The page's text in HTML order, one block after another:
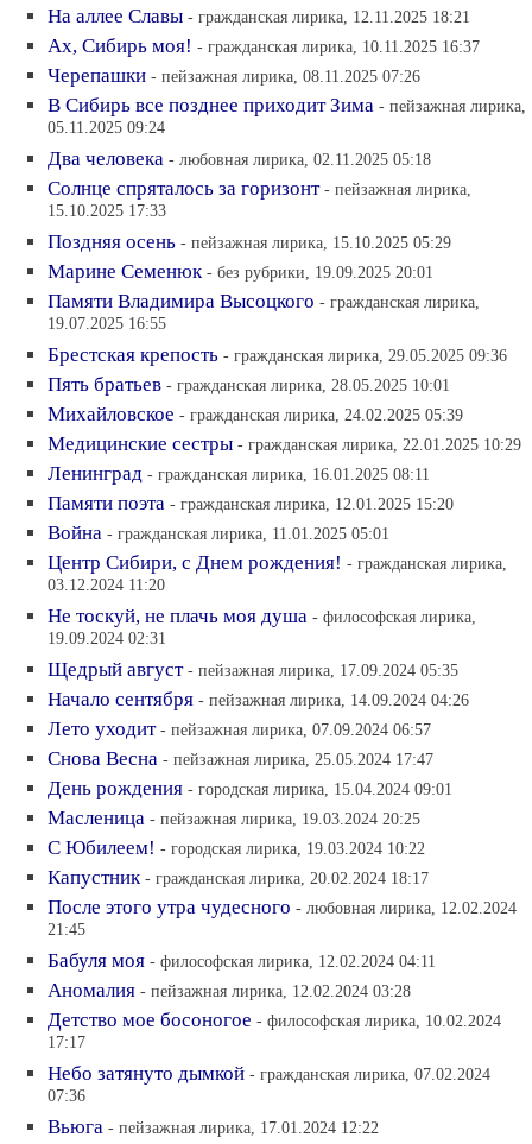
На аллее Славы - гражданская лирика, 12.11.2025 18:21
Ах, Сибирь моя! - гражданская лирика, 10.11.2025 16:37
Черепашки - пейзажная лирика, 08.11.2025 07:26
В Сибирь все позднее приходит Зима - пейзажная лирика,
05.11.2025 09:24
Два человека - любовная лирика, 02.11.2025 05:18
Солнце спряталось за горизонт - пейзажная лирика,
15.10.2025 17:33
Поздняя осень - пейзажная лирика, 15.10.2025 05:29
Марине Семенюк - без рубрики, 19.09.2025 20:01
Памяти Владимира Высоцкого - гражданская лирика,
19.07.2025 16:55
Брестская крепость - гражданская лирика, 29.05.2025 09:36
Пять братьев - гражданская лирика, 28.05.2025 10:01
Михайловское - гражданская лирика, 24.02.2025 05:39
Медицинские сестры - гражданская лирика, 22.01.2025 10:29
Ленинград - гражданская лирика, 16.01.2025 08:11
Памяти поэта - гражданская лирика, 12.01.2025 15:20
Война - гражданская лирика, 11.01.2025 05:01
Центр Сибири, с Днем рождения! - гражданская лирика,
03.12.2024 11:20
Не тоскуй, не плачь моя душа - философская лирика,
19.09.2024 02:31
Щедрый август - пейзажная лирика, 17.09.2024 05:35
Начало сентября - пейзажная лирика, 14.09.2024 04:26
Лето уходит - пейзажная лирика, 07.09.2024 06:57
Снова Весна - пейзажная лирика, 25.05.2024 17:47
День рождения - городская лирика, 15.04.2024 09:01
Масленица - пейзажная лирика, 19.03.2024 20:25
С Юбилеем! - городская лирика, 19.03.2024 10:22
Капустник - гражданская лирика, 20.02.2024 18:17
После этого утра чудесного - любовная лирика, 12.02.2024
21:45
Бабуля моя - философская лирика, 12.02.2024 04:11
Аномалия - пейзажная лирика, 12.02.2024 03:28
Детство мое босоногое - философская лирика, 10.02.2024
17:17
Небо затянуто дымкой - гражданская лирика, 07.02.2024
07:36
Вьюга - пейзажная лирика, 17.01.2024 12:22